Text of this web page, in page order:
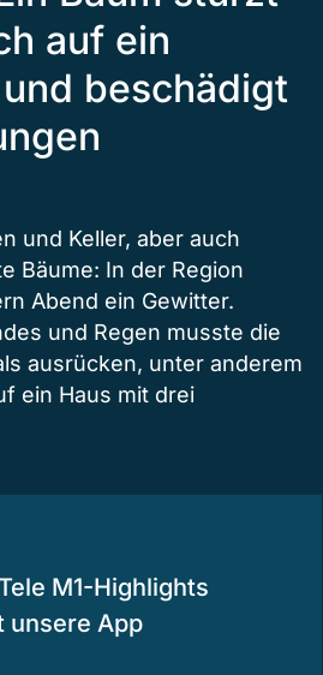
auf ein
beschädigt
und Keller, aber auch
Bäume: In der Region
Abend ein Gewitter.
und Regen musste die
ausrücken, unter anderem
ein Haus mit drei
M1-Highlights
unsere App